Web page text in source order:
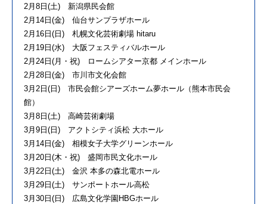
2月8日(土) 新潟県民会館
2月14日(金) 仙台サンプラザホール
2月16日(日) 札幌文化芸術劇場 hitaru
2月19日(水) 大阪フェスティバルホール​
2月24日(月・祝) ロームシアター京都 メインホール
2月28日(金) 市川市文化会館
3月2日(日) 市民会館シアーズホーム夢ホール（熊本市民会
館）
3月8日(土) 高崎芸術劇場
3月9日(日) アクトシティ浜松 大ホール
3月14日(金) 相模女子大学グリーンホール
3月20日(木・祝) 盛岡市民文化ホール
3月22日(土) 金沢 本多の森北電ホール
3月29日(土) サンポートホール高松
3月30日(日) 広島文化学園HBGホール